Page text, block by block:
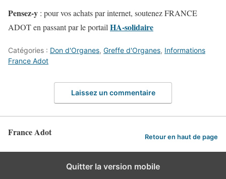
Pensez-y : pour vos achats par internet, soutenez FRANCE
ADOT en passant par le portail HA-solidaire
Catégories : Don d'Organes, Greffe d'Organes, Informations
France Adot
Laissez un commentaire
France Adot Retour en haut de page
Quitter la version mobile